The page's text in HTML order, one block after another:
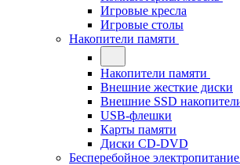
Игровые кресла
Игровые столы
Накопители памяти
Накопители памяти
Внешние жесткие диски
Внешние SSD
USB-флешки
Карты памяти
Диски CD-DVD
Бесперебойное электропитание